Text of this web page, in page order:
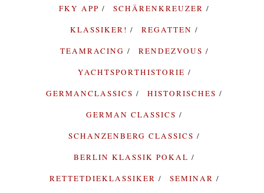
FKY APP
SCHÄRENKREUZER
KLASSIKER!
REGATTEN
TEAMRACING
RENDEZVOUS
YACHTSPORTHISTORIE
GERMANCLASSICS
HISTORISCHES
GERMAN CLASSICS
SCHANZENBERG CLASSICS
BERLIN KLASSIK POKAL
RETTETDIEKLASSIKER
SEMINAR